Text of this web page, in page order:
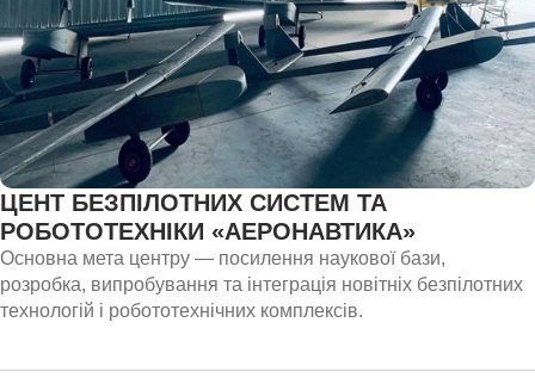
ЦЕНТ БЕЗПІЛОТНИХ СИСТЕМ ТА
РОБОТОТЕХНІКИ «АЕРОНАВТИКА»
Основна мета центру — посилення наукової бази,
розробка, випробування та інтеграція новітніх безпілотних
технологій і робототехнічних комплексів.